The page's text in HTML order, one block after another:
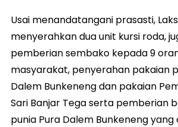
Usai menandatangani prasasti,
menyerahkan dua unit kursi roda,
pemberian sembako kepada 9
masyarakat, penyerahan pakaian
Dalem Bunkeneng dan pakaian
Sari Banjar Tega serta pemberian
punia Pura Dalem Bunkeneng